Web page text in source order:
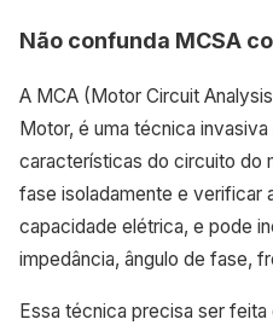
Não confunda MCSA
A MCA (Motor Circuit
Motor, é uma técnica
características do circuito do
fase isoladamente e verificar
capacidade elétrica, e pode
impedância, ângulo de fase,
Essa técnica precisa ser